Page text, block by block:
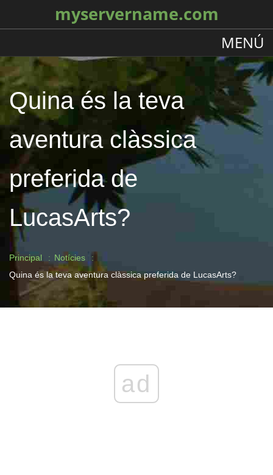
myservername.com
MENÚ
Quina és la teva
aventura clàssica
preferida de
LucasArts?
Principal
Notícies
Quina és la teva aventura clàssica preferida de LucasArts?
ad